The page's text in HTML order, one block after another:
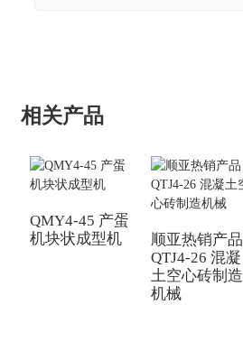
相关产品
QMY4-45 产蛋
机块状成型机
顺亚热销产品
QTJ4-26 混凝
土空心砖制造
机械